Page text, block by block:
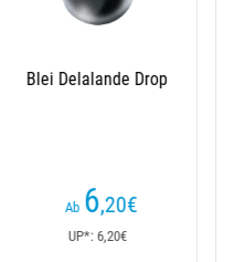
Blei Drop Shot
Kundenrezensionen)
Ab 6,50
UP*: 6,50€